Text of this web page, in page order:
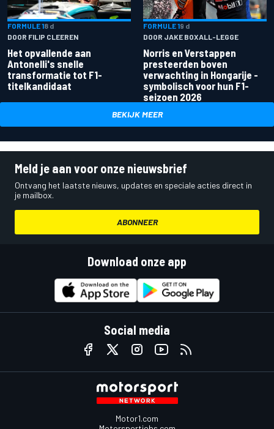
FORMULE 18 d
DOOR FILIP CLEEREN
Het opvallende aan
Antonelli's snelle
transformatie tot F1-
titelkandidaat
FORMULE 19 d
DOOR JAKE BOXALL-LEGGE
Norris en Verstappen
presteerden boven
verwachting in Hongarije -
symbolisch voor hun F1-
seizoen 2026
BEKIJK MEER
Meld je aan voor onze nieuwsbrief
Ontvang het laatste nieuws, updates en speciale acties direct in
je mailbox.
ABONNEER
Download onze app
Social media
Motor1.com